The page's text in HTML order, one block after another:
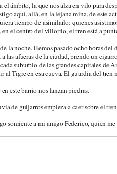
ámbito, la que nos alza en vilo para
aquí, allá, en la lejana mina, de este
tiempo de asimilarlo: quienes
en el centro del villorrio, el tren está a
la noche. Hemos pasado ocho horas
a las afueras de la ciudad, prendo un
suburbio de las grandes capitales de
al Tigre en esa cueva. El guardia del
este barrio nos lanzan piedras.
de guijarros empieza a caer sobre el
sonriente a mi amigo Federico, quien